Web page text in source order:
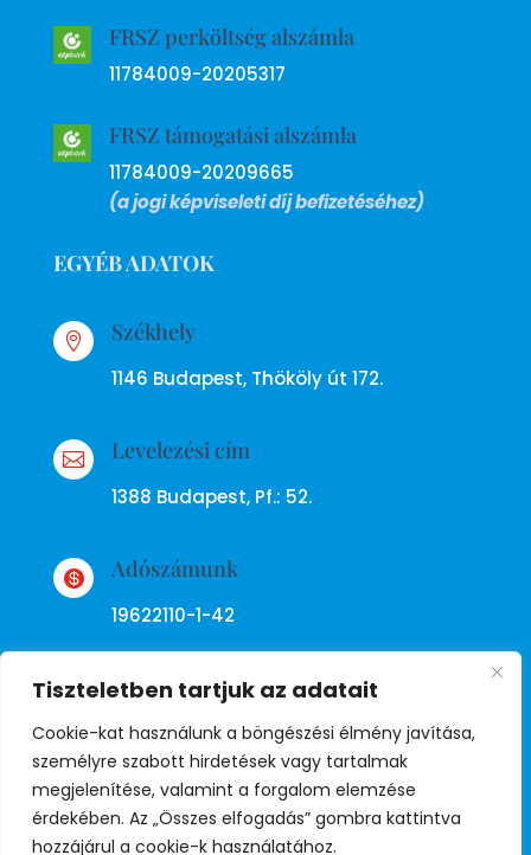
Tiszteletben tartjuk az adatait
Cookie-kat használunk a böngészési élmény javítása,
személyre szabott hirdetések vagy tartalmak
megjelenítése, valamint a forgalom elemzése
érdekében. Az „Összes elfogadás” gombra kattintva
hozzájárul a cookie-k használatához.
FRSZ perköltség alszámla
11784009-20205317
FRSZ támogatási alszámla
11784009-20209665
(a jogi képviseleti díj befizetéséhez)
EGYÉB ADATOK
 Székhely
1146 Budapest, Thököly út 172.
 Levelezési cím
1388 Budapest, Pf.: 52.
 Adószámunk
19622110-1-42
Adatkezelési tájékoztató